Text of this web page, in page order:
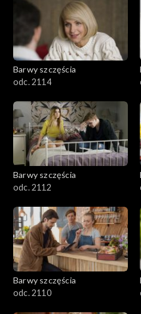
Barwy szczęścia
odc. 2114
Barwy szczęścia
odc. 2112
Barwy szczęścia
odc. 2110